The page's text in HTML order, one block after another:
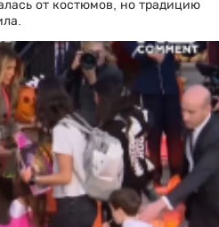
от костюмов, но традицию